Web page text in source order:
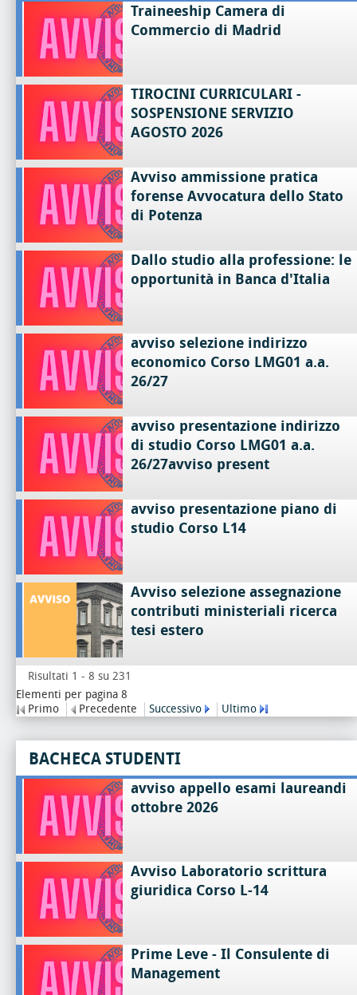
Traineeship Camera di
Commercio di Madrid
TIROCINI CURRICULARI -
SOSPENSIONE SERVIZIO
AGOSTO 2026
Avviso ammissione pratica
forense Avvocatura dello Stato
di Potenza
Dallo studio alla professione: le
opportunità in Banca d'Italia
avviso selezione indirizzo
economico Corso LMG01 a.a.
26/27
avviso presentazione indirizzo
di studio Corso LMG01 a.a.
26/27avviso present
avviso presentazione piano di
studio Corso L14
Avviso selezione assegnazione
contributi ministeriali ricerca
tesi estero
Risultati 1 - 8 su 231
Elementi per pagina 8
Primo
Precedente Successivo Ultimo
BACHECA STUDENTI
avviso appello esami laureandi
ottobre 2026
Avviso Laboratorio scrittura
giuridica Corso L-14
Prime Leve - Il Consulente di
Management